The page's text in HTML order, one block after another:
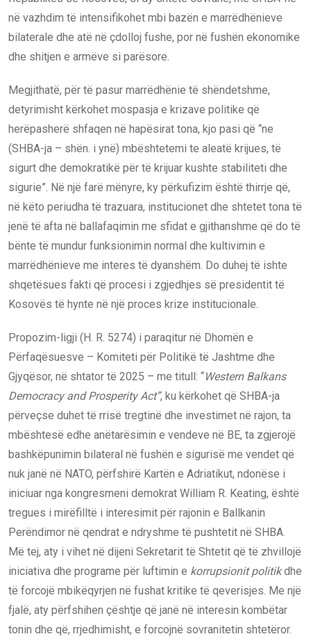
në vazhdim të intensifikohet mbi bazën e marrëdhënieve
bilaterale dhe atë në çdolloj fushe, por në fushën ekonomike
dhe shitjen e armëve si parësore.
Megjithatë, për të pasur marrëdhënie të shëndetshme,
detyrimisht kërkohet mospasja e krizave politike që
herëpasherë shfaqen në hapësirat tona, kjo pasi që “ne
(SHBA-ja – shën. i ynë) mbështetemi te aleatë krijues, të
sigurt dhe demokratikë për të krijuar kushte stabiliteti dhe
sigurie”. Në një farë mënyre, ky përkufizim është thirrje që,
në këto periudha të trazuara, institucionet dhe shtetet tona të
jenë të afta në ballafaqimin me sfidat e gjithanshme që do të
bënte të mundur funksionimin normal dhe kultivimin e
marrëdhënieve me interes të dyanshëm. Do duhej të ishte
shqetësues fakti që procesi i zgjedhjes së presidentit të
Kosovës të hynte në një proces krize institucionale.
Propozim-ligji (H. R. 5274) i paraqitur në Dhomën e
Përfaqësuesve – Komiteti për Politikë të Jashtme dhe
Gjyqësor, në shtator të 2025 – me titull: ‘‘Western Balkans
Democracy and Prosperity Act”, ku kërkohet që SHBA-ja
përveçse duhet të rrisë tregtinë dhe investimet në rajon, ta
mbështesë edhe anëtarësimin e vendeve në BE, ta zgjerojë
bashkëpunimin bilateral në fushën e sigurisë me vendet që
nuk janë në NATO, përfshirë Kartën e Adriatikut, ndonëse i
iniciuar nga kongresmeni demokrat William R. Keating, është
tregues i mirëfilltë i interesimit për rajonin e Ballkanin
Perëndimor në qendrat e ndryshme të pushtetit në SHBA.
Më tej, aty i vihet në dijeni Sekretarit të Shtetit që të zhvillojë
iniciativa dhe programe për luftimin e korrupsionit politikdhe
të forcojë mbikëqyrjen në fushat kritike të qeverisjes. Me një
fjalë, aty përfshihen çështje që janë në interesin kombëtar
tonin dhe që, rrjedhimisht, e forcojnë sovranitetin shtetëror.